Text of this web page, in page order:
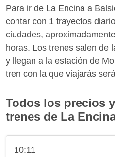
Para ir de La Encina a
contar con 1 trayectos
ciudades,
horas. Los trenes salen de
y llegan a la estación de
tren con la que viajarás
Todos los precios
trenes de La
10:11